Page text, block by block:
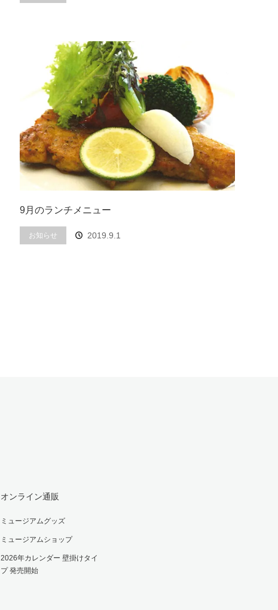
9月のランチメニュー
お知らせ 2019.9.1
オンライン通販
ミュージアムグッズ
ミュージアムショップ
2026年カレンダー 壁掛けタイ
プ 発売開始